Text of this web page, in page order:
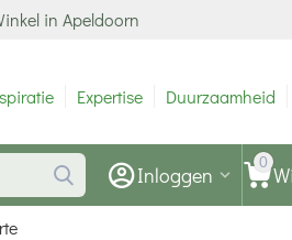
in Apeldoorn
Expertise Duurzaamheid
0
Inloggen